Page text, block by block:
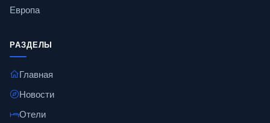
Европа
РАЗДЕЛЫ
Главная
Новости
Отели